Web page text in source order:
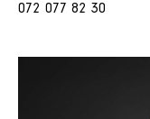
072 077 82 30